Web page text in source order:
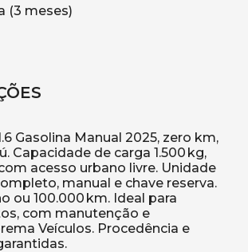
(3 meses)
Gasolina Manual 2025, zero km,
Capacidade de carga 1.500 kg,
acesso urbano livre. Unidade
manual e chave reserva.
ou 100.000 km. Ideal para
com manutenção e
Veículos. Procedência e